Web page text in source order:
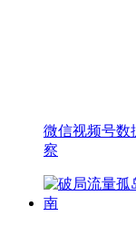
微信视频号数
察